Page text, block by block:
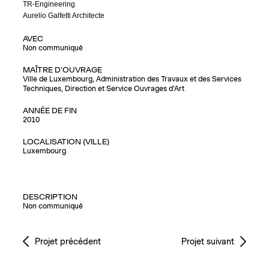
TR-Engineering
Aurelio Galfetti Architecte
AVEC
Non communiqué
MAÎTRE D'OUVRAGE
Ville de Luxembourg, Administration des Travaux et des Services
Techniques, Direction et Service Ouvrages d'Art
ANNÉE DE FIN
2010
LOCALISATION (VILLE)
Luxembourg
DESCRIPTION
Non communiqué
Projet précédent Projet suivant